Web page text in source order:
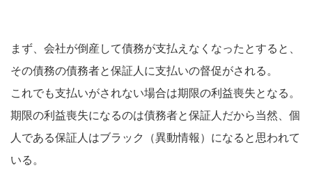
まず、会社が倒産して債務が支払えなくなったとすると、
その債務の債務者と保証人に支払いの督促がされる。
これでも支払いがされない場合は期限の利益喪失となる。
期限の利益喪失になるのは債務者と保証人だから当然、個
人である保証人はブラック（異動情報）になると思われて
いる。